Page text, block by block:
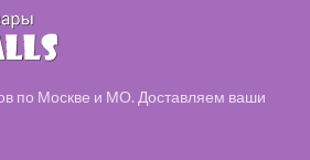
по Москве и МО. Доставляем ваши